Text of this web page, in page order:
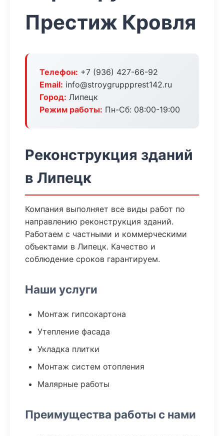
Престиж Кровля
Телефон: +7 (936) 427-66-92
Email: info@stroygruppprest142.ru
Город: Липецк
Режим работы: Пн-Сб: 08:00-19:00
Реконструкция зданий
в Липецк
Компания выполняет все виды работ по
направлению реконструкция зданий.
Работаем с частными и коммерческими
объектами в Липецк. Качество и
соблюдение сроков гарантируем.
Наши услуги
Монтаж гипсокартона
Утепление фасада
Укладка плитки
Монтаж систем отопления
Малярные работы
Преимущества работы с нами